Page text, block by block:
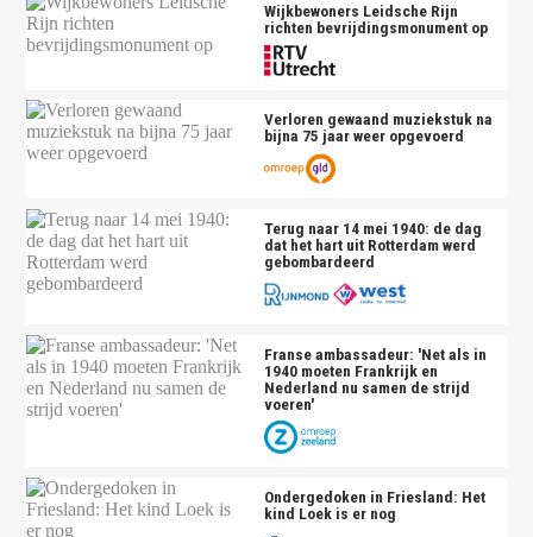
Wijkbewoners Leidsche Rijn
richten bevrijdingsmonument op
Verloren gewaand muziekstuk na
bijna 75 jaar weer opgevoerd
Terug naar 14 mei 1940: de dag
dat het hart uit Rotterdam werd
gebombardeerd
Franse ambassadeur: 'Net als in
1940 moeten Frankrijk en
Nederland nu samen de strijd
voeren'
Ondergedoken in Friesland: Het
kind Loek is er nog